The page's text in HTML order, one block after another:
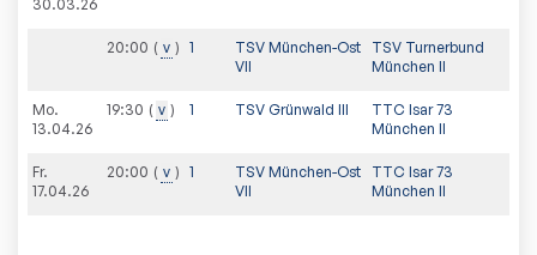
30.03.26
20:00 v 1
TSV München-Ost
VII
TSV Turnerbund
München II
Mo.
13.04.26
19:30 v 1 TSV Grünwald III
TTC Isar 73
München II
Fr.
17.04.26
20:00 v 1
TSV München-Ost
VII
TTC Isar 73
München II